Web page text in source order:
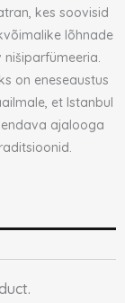
kes soovisid
lõhnade
nišiparfümeeria.
on eneseaustus
et Istanbul
ajalooga